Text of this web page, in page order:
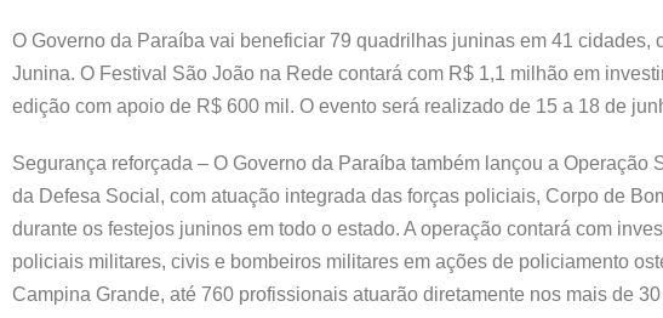
O Governo da Paraíba vai beneficiar 79 quadrilhas juninas em 41
Junina. O Festival São João na Rede contará com R$ 1,1 milhão em
edição com apoio de R$ 600 mil. O evento será realizado de 15 a 18 de
Segurança reforçada – O Governo da Paraíba também lançou a
da Defesa Social, com atuação integrada das forças policiais, Corpo de
durante os festejos juninos em todo o estado. A operação contará com
policiais militares, civis e bombeiros militares em ações de policiamento
Campina Grande, até 760 profissionais atuarão diretamente nos mais de